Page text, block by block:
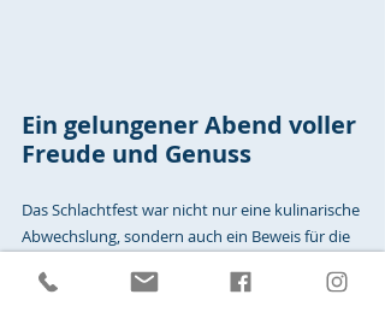
Ein gelungener Abend voller
Freude und Genuss
Das Schlachtfest war nicht nur eine kulinarische
Abwechslung, sondern auch ein Beweis für die
in der Tagesstätte. Die positive Resonanz der